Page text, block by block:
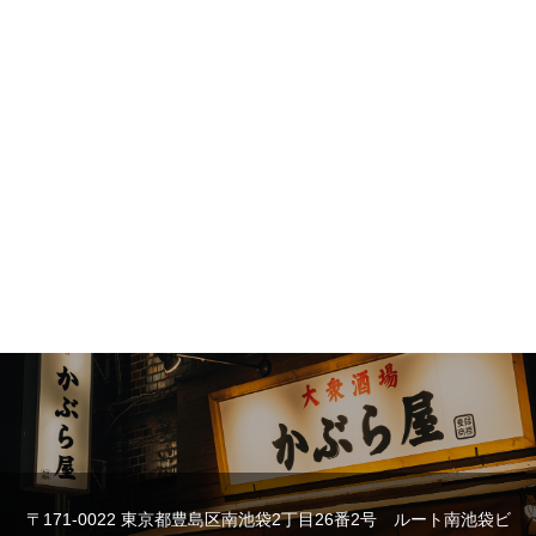
〒171-0022 東京都豊島区南池袋2丁目26番2号 ルート南池袋ビ